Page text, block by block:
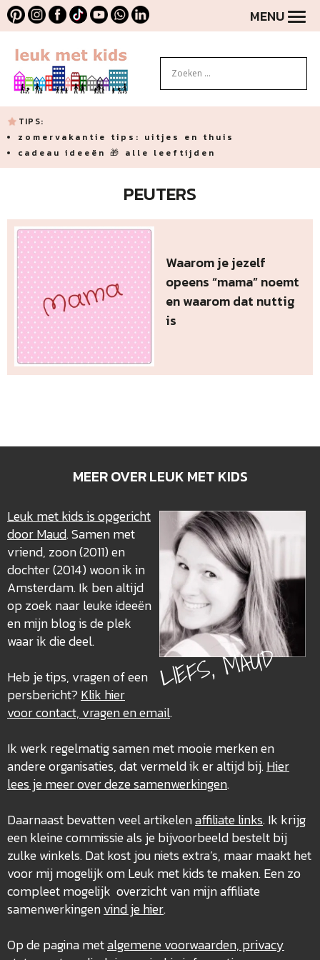
MENU
TIPS:
zomervakantie tips: uitjes en thuis
cadeau ideeën 🎁 alle leeftijden
PEUTERS
Waarom je jezelf
opeens “mama” noemt
en waarom dat nuttig
is
MEER OVER LEUK MET KIDS
LIEFS, MAUD
Leuk met kids is opgericht
door Maud. Samen met
vriend, zoon (2011) en
dochter (2014) woon ik in
Amsterdam. Ik ben altijd
op zoek naar leuke ideeën
en mijn blog is de plek
waar ik die deel.
Heb je tips, vragen of een
persbericht? Klik hier
voor contact, vragen en email.
Ik werk regelmatig samen met mooie merken en
andere organisaties, dat vermeld ik er altijd bij.Hier
lees je meer over dezesamenwerkingen.
Daarnaast bevatten veel artikelenaffiliate links. Ik krijg
een kleine commissie als je bijvoorbeeld bestelt bij
zulke winkels. Dat kost jou niets extra’s, maar maakt het
voor mij mogelijk om Leuk met kids te maken. Een zo
compleet mogelijk overzicht van mijn affiliate
samenwerkingenvind je hier.
Op de pagina metalgemene voorwaarden, privacy